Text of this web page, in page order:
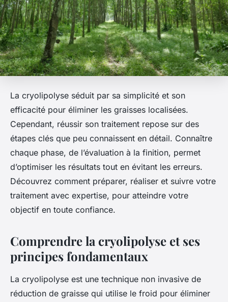
La cryolipolyse séduit par sa simplicité et son
efficacité pour éliminer les graisses localisées.
Cependant, réussir son traitement repose sur des
étapes clés que peu connaissent en détail. Connaître
chaque phase, de l’évaluation à la finition, permet
d’optimiser les résultats tout en évitant les erreurs.
Découvrez comment préparer, réaliser et suivre votre
traitement avec expertise, pour atteindre votre
objectif en toute confiance.
Comprendre la cryolipolyse et ses
principes fondamentaux
La cryolipolyse est une technique non invasive de
réduction de graisse qui utilise le froid pour éliminer